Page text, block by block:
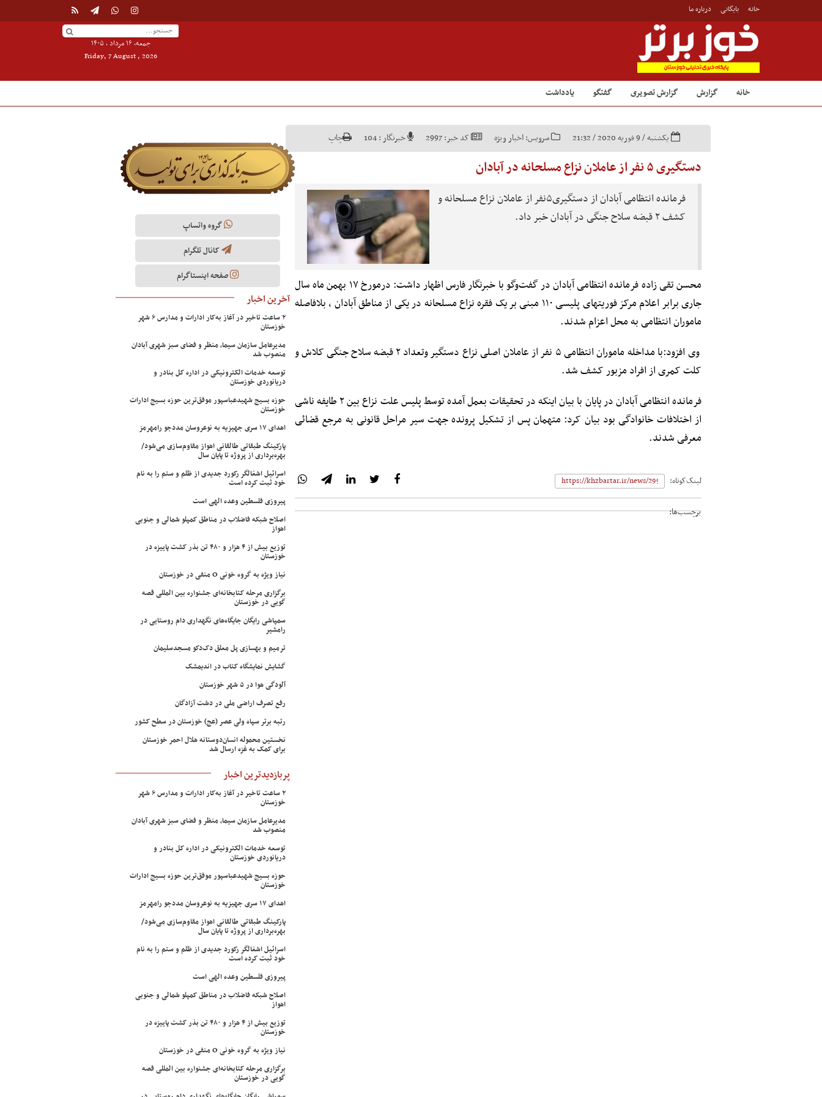
خانه بایگانی درباره ما
جمعه, ۱۶ مرداد , ۱۴۰۵
Friday, 7 August , 2026
خانه گزارش گزارش تصویری گفتگو یادداشت
یکشنبه / 9 فوریه 2020 / 21:32 سرویس:اخبار ویژه کد خبر:2997 خبرنگار :104 چاپ
دستگیری ۵ نفر از عاملان نزاع مسلحانه در آبادان
فرمانده انتظامی آبادان از دستگیری۵نفر از عاملان نزاع مسلحانه و
کشف ۲ قبضه سلاح جنگی در آبادان خبر داد.
محسن تقی زاده فرمانده انتظامی آبادان در گفت‌وگو با خبرنگار فارس اظهار داشت: درمورخ ۱۷ بهمن ماه سال
جاری برابر اعلام مرکز فوریتهای پلیسی ۱۱۰ مبنی بر یک فقره نزاع مسلحانه در یکی از مناطق آبادان ، بلافاصله
ماموران انتظامی به محل اعزام شدند.
وی افزود:با مداخله ماموران انتظامی ۵ نفر از عاملان اصلی نزاع دستگیر وتعداد ۲ قبضه سلاح جنگی کلاش و
کلت کمری از افراد مزبور کشف شد.
فرمانده انتظامی آبادان در پایان با بیان اینکه در تحقیقات بعمل آمده توسط پلیس علت نزاع بین ۲ طایفه ناشی
از اختلافات خانوادگی بود بیان کرد: متهمان پس از تشکیل پرونده جهت سیر مراحل قانونی به مرجع قضائی
معرفی شدند.
لینک‌کوتاه:
برچسب‌ها:
گروه واتساپ
کانال تلگرام
صفحه اینستاگرام
آخرین اخبار
۲ ساعت تاخیر در آغاز به‌کار ادارات و مدارس ۶ شهر
خوزستان
مدیرعامل سازمان سیما، منظر و فضای سبز شهری آبادان
منصوب شد
توسعه خدمات الکترونیکی در اداره کل بنادر و
دریانوردی خوزستان
حوزه بسیج شهیدعباسپور موفق‌ترین حوزه بسیج ادارات
خوزستان
اهدای ۱۷ سری جهیزیه به نوعروسان مددجو رامهرمز
پارکینگ طبقاتی طالقانی اهواز مقاوم‌سازی می‌شود/
بهره‌برداری از پروژه تا پایان سال
اسرائیل اشغالگر رکورد جدیدی از ظلم و ستم را به نام
خود ثبت کرده است
پیروزی فلسطین وعده الهی است
اصلاح شبکه فاضلاب در مناطق کمپلو شمالی و جنوبی
اهواز
توزیع بیش از ۴ هزار و ۴۸۰ تن بذر کشت پاییزه در
خوزستان
نیاز ویژه به گروه خونی O منفی در خوزستان
برگزاری مرحله کتابخانه‌ای جشنواره بین المللی قصه
گویی در خوزستان
سمپاشی رایگان جایگاه‌های نگهداری دام روستایی در
رامشیر
ترمیم و بهسازی پل معلق دک‌دکو مسجدسلیمان
گشایش نمایشگاه کتاب در اندیمشک
آلودگی هوا در ۵ شهر خوزستان
رفع تصرف اراضی ملی در دشت آزادگان
رتبه برتر سپاه ولی عصر (عج) خوزستان در سطح کشور
نخستین محموله انسان‌دوستانه هلال احمر خوزستان
برای کمک به غزه ارسال شد
پربازدیدترین اخبار
۲ ساعت تاخیر در آغاز به‌کار ادارات و مدارس ۶ شهر
خوزستان
مدیرعامل سازمان سیما، منظر و فضای سبز شهری آبادان
منصوب شد
توسعه خدمات الکترونیکی در اداره کل بنادر و
دریانوردی خوزستان
حوزه بسیج شهیدعباسپور موفق‌ترین حوزه بسیج ادارات
خوزستان
اهدای ۱۷ سری جهیزیه به نوعروسان مددجو رامهرمز
پارکینگ طبقاتی طالقانی اهواز مقاوم‌سازی می‌شود/
بهره‌برداری از پروژه تا پایان سال
اسرائیل اشغالگر رکورد جدیدی از ظلم و ستم را به نام
خود ثبت کرده است
پیروزی فلسطین وعده الهی است
اصلاح شبکه فاضلاب در مناطق کمپلو شمالی و جنوبی
اهواز
توزیع بیش از ۴ هزار و ۴۸۰ تن بذر کشت پاییزه در
خوزستان
نیاز ویژه به گروه خونی O منفی در خوزستان
برگزاری مرحله کتابخانه‌ای جشنواره بین المللی قصه
گویی در خوزستان